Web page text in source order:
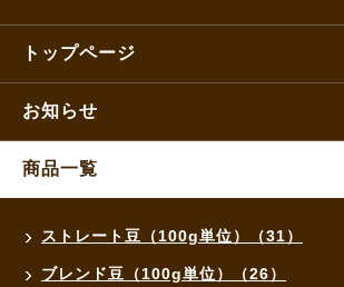
トップページ
お知らせ
商品一覧
ストレート豆（100g単位）（31）
ブレンド豆（100g単位）（26）